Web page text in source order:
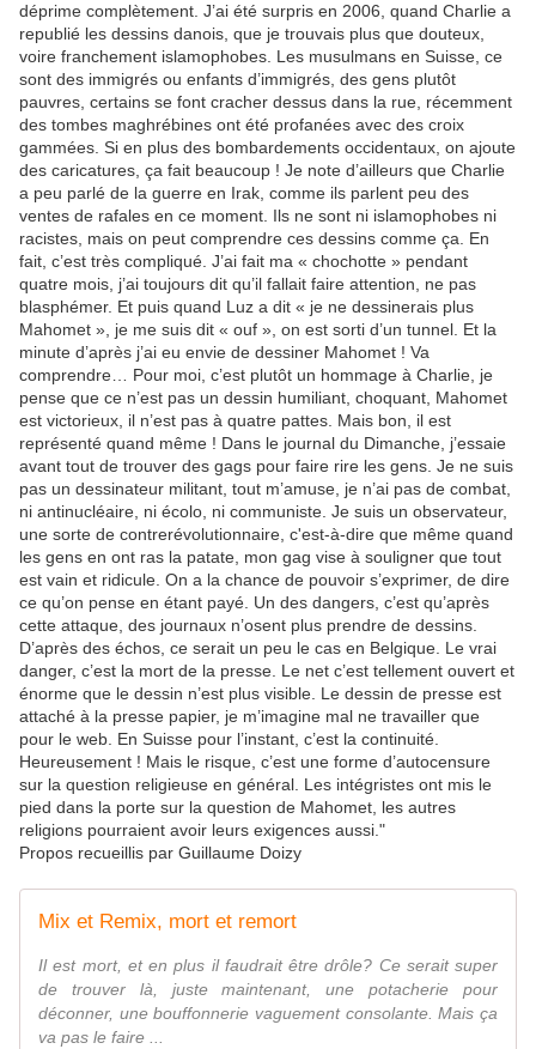
déprime complètement. J’ai été surpris en 2006, quand Charlie a
republié les dessins danois, que je trouvais plus que douteux,
voire franchement islamophobes. Les musulmans en Suisse, ce
sont des immigrés ou enfants d’immigrés, des gens plutôt
pauvres, certains se font cracher dessus dans la rue, récemment
des tombes maghrébines ont été profanées avec des croix
gammées. Si en plus des bombardements occidentaux, on ajoute
des caricatures, ça fait beaucoup ! Je note d’ailleurs que Charlie
a peu parlé de la guerre en Irak, comme ils parlent peu des
ventes de rafales en ce moment. Ils ne sont ni islamophobes ni
racistes, mais on peut comprendre ces dessins comme ça. En
fait, c’est très compliqué. J’ai fait ma « chochotte » pendant
quatre mois, j’ai toujours dit qu’il fallait faire attention, ne pas
blasphémer. Et puis quand Luz a dit « je ne dessinerais plus
Mahomet », je me suis dit « ouf », on est sorti d’un tunnel. Et la
minute d’après j’ai eu envie de dessiner Mahomet ! Va
comprendre… Pour moi, c’est plutôt un hommage à Charlie, je
pense que ce n’est pas un dessin humiliant, choquant, Mahomet
est victorieux, il n’est pas à quatre pattes. Mais bon, il est
représenté quand même ! Dans le journal du Dimanche, j’essaie
avant tout de trouver des gags pour faire rire les gens. Je ne suis
pas un dessinateur militant, tout m’amuse, je n’ai pas de combat,
ni antinucléaire, ni écolo, ni communiste. Je suis un observateur,
une sorte de contrerévolutionnaire, c'est-à-dire que même quand
les gens en ont ras la patate, mon gag vise à souligner que tout
est vain et ridicule. On a la chance de pouvoir s’exprimer, de dire
ce qu’on pense en étant payé. Un des dangers, c’est qu’après
cette attaque, des journaux n’osent plus prendre de dessins.
D’après des échos, ce serait un peu le cas en Belgique. Le vrai
danger, c’est la mort de la presse. Le net c’est tellement ouvert et
énorme que le dessin n’est plus visible. Le dessin de presse est
attaché à la presse papier, je m’imagine mal ne travailler que
pour le web. En Suisse pour l’instant, c’est la continuité.
Heureusement ! Mais le risque, c’est une forme d’autocensure
sur la question religieuse en général. Les intégristes ont mis le
pied dans la porte sur la question de Mahomet, les autres
religions pourraient avoir leurs exigences aussi."
Propos recueillis par Guillaume Doizy
Mix et Remix, mort et remort
Il est mort, et en plus il faudrait être drôle? Ce serait super
de trouver là, juste maintenant, une potacherie pour
déconner, une bouffonnerie vaguement consolante. Mais ça
va pas le faire ...